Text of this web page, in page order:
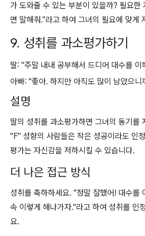
가 도와줄 수 있는 부분이 있을까? 필요한
면 말해줘."라고 하여 그녀의 필요에 맞게
9. 성취를 과소평가하기
딸: "주말 내내 공부해서 드디어 대수를 이
아빠: "좋아. 하지만 아직도 많이 남았으니
설명
딸의 성취를 과소평가하면 그녀의 동기를
"F" 성향의 사람들은 작은 성공이라도 인
평가는 자신감을 저하시킬 수 있습니다.
더 나은 접근 방식
성취를 축하하세요. "정말 잘했어! 대수를
속 이렇게 해나가자."라고 하여 성취를 인
요.